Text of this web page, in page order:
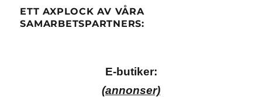
ETT AXPLOCK AV VÅRA
SAMARBETSPARTNERS:
E-butiker:
(annonser)